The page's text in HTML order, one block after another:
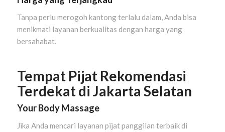
Tanpa perlu merogoh kantong terlalu dalam, Anda bisa
menikmati layanan berkualitas dengan harga yang
bersahabat.
Tempat Pijat Rekomendasi
Terdekat di Jakarta Selatan
Your Body Massage
Jika Anda mencari layanan pijat panggilan terbaik di